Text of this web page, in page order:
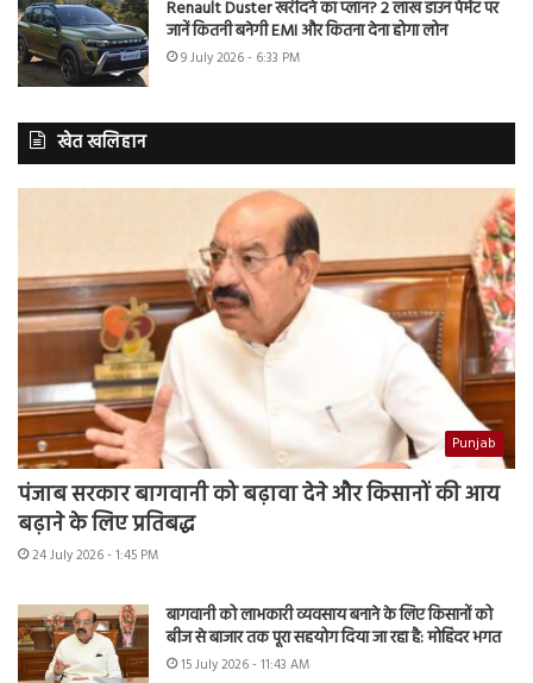
Renault Duster खरीदने का प्लान? 2 लाख डाउन पेमेंट पर
जानें कितनी बनेगी EMI और कितना देना होगा लोन
9 July 2026 - 6:33 PM
खेत खलिहान
Punjab
पंजाब सरकार बागवानी को बढ़ावा देने और किसानों की आय
बढ़ाने के लिए प्रतिबद्ध
24 July 2026 - 1:45 PM
बागवानी को लाभकारी व्यवसाय बनाने के लिए किसानों को
बीज से बाजार तक पूरा सहयोग दिया जा रहा है: मोहिंदर भगत
15 July 2026 - 11:43 AM